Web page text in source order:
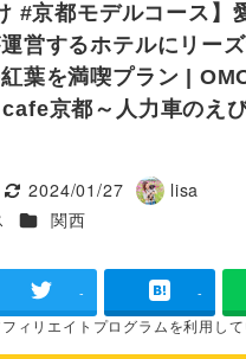
#京都モデルコース】
営するホテルにリー
葉を満喫プラン |
京都～人力車のえ
更新日
2024/01/27
著
lisa
カテゴリー
関西
- -
フィリエイトプログラムを利用し